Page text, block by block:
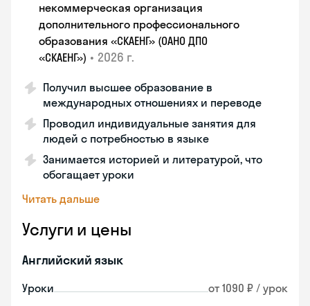
некоммерческая организация
дополнительного профессионального
образования «СКАЕНГ» (ОАНО ДПО
«СКАЕНГ») • 2026 г.
Получил высшее образование в
международных отношениях и переводе
Проводил индивидуальные занятия для
людей с потребностью в языке
Занимается историей и литературой, что
обогащает уроки
Читать дальше
Услуги и цены
Английский язык
Уроки от 1090 ₽ / урок